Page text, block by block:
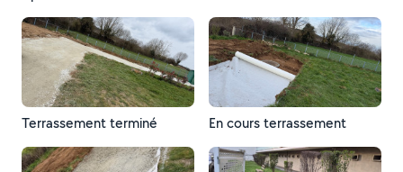
Terrassement terminé En cours terrassement